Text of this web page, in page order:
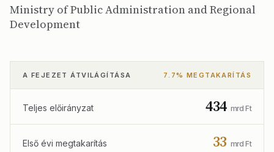
Ministry of Public Administration and Regional
Development
A FEJEZET ÁTVILÁGÍTÁSA 7.7% MEGTAKARÍTÁS
Teljes előirányzat 434 mrd Ft
Első évi megtakarítás 33 mrd Ft